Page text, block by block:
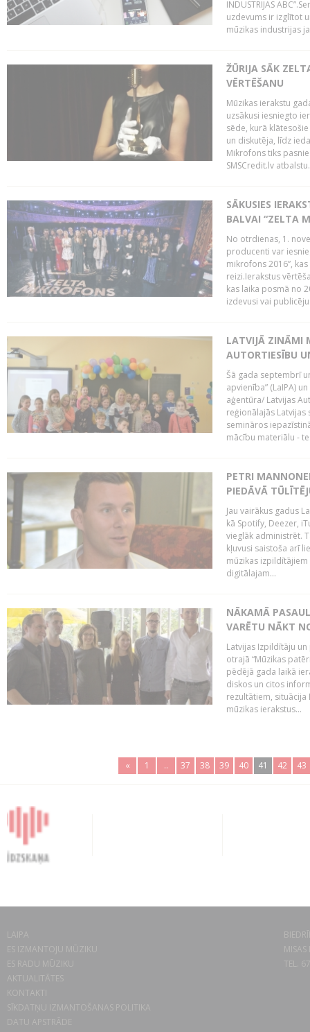
INDUSTRIJAS
uzdevums ir izglītot
mūzikas industrijas
ŽŪRIJA SĀK
VĒRTĒŠANU
Mūzikas ierakstu
uzsākusi iesniegto
sēde, kurā
un diskutēja, līdz
Mikrofons tiks
SMSCredit.lv
SĀKUSIES
BALVAI “ZELTA
No otrdienas, 1.
producenti var
mikrofons 2016”,
reizi.Ierakstus
kas laika posmā no
izdevusi vai
LATVIJĀ ZINĀMI
AUTORTIESĪBU
Šā gada septembrī
apvienība” (LaIPA)
aģentūra/ Latvijas
reģionālajās
semināros
mācību materiālu -
PETRI
PIEDĀVĀ
Jau vairākus gadus
kā Spotify, Deezer,
vieglāk administrēt.
kļuvusi saistoša arī
mūzikas
digitālajam...
NĀKAMĀ
VARĒTU NĀKT
Latvijas Izpildītāju
otrajā “Mūzikas
pēdējā gada laikā
diskos un citos
rezultātiem, situācija
mūzikas ierakstus...
« 1 .. 37 38 39 40 41 42 43
LAIPA
ES IZMANTOJU MŪZIKU
ES RADU MŪZIKU
AKTUALITĀTES
KONTAKTI
SĪKDATŅU IZMANTOŠANAS POLITIKA
DATU APSTRĀDE
TEL.